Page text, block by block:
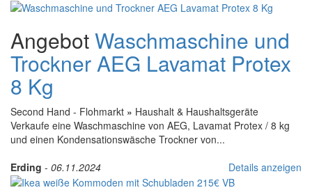
AngebotWaschmaschine und
Trockner AEG Lavamat Protex
8 Kg
Second Hand - Flohmarkt » Haushalt & Haushaltsgeräte
Verkaufe eine Waschmaschine von AEG, Lavamat Protex / 8 kg
und einen Kondensationswäsche Trockner von...
Erding - 06.11.2024 Details anzeigen